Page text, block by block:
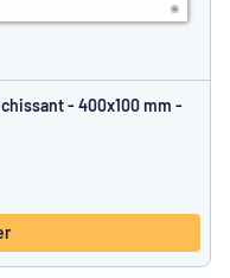
- 400x100 mm -